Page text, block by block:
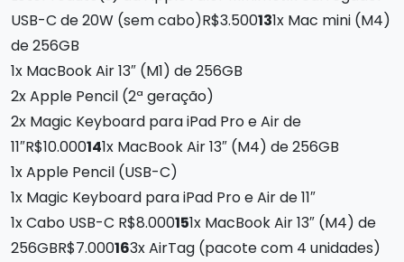
USB-C de 20W (sem cabo)R$3.500131x Mac mini (M4)
de 256GB
1x MacBook Air 13″ (M1) de 256GB
2x Apple Pencil (2ª geração)
2x Magic Keyboard para iPad Pro e Air de
11″R$10.000141x MacBook Air 13″ (M4) de 256GB
1x Apple Pencil (USB-C)
1x Magic Keyboard para iPad Pro e Air de 11″
1x Cabo USB-C R$8.000151x MacBook Air 13″ (M4) de
256GBR$7.000163x AirTag (pacote com 4 unidades)